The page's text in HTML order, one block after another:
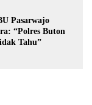
Pasarwajo
“Polres Buton
Tahu”